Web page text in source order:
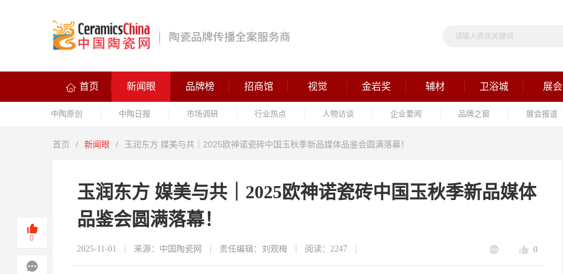
首页 新闻眼 品牌榜 招商馆 视觉 金岩奖 辅材 卫浴城 展会
中陶原创 中陶日报 市场调研 行业热点 人物访谈 企业要闻 品牌之窗 展会报道
首页 / 新闻眼 / 玉润东方 媒美与共｜2025欧神诺瓷砖中国玉秋季新品媒体品鉴会圆满落幕！
玉润东方 媒美与共｜2025欧神诺瓷砖中国玉秋季新品媒体
品鉴会圆满落幕！
2025-11-01 来源：中国陶瓷网 责任编辑：刘观梅 阅读：2247 0
0